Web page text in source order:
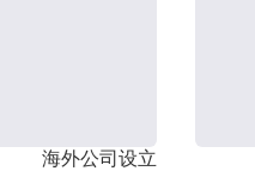
海外公司设立